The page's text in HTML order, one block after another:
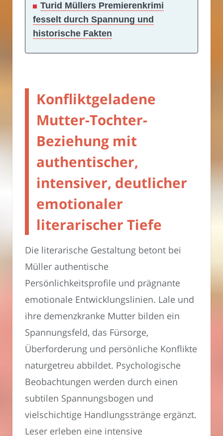
Turid Müllers Premierenkrimi
fesselt durch Spannung und
historische Fakten
Konfliktgeladene
Mutter-Tochter-
Beziehung mit
authentischer,
intensiver, deutlicher
emotionaler
literarischer Tiefe
Die literarische Gestaltung betont bei
Müller authentische
Persönlichkeitsprofile und prägnante
emotionale Entwicklungslinien. Lale und
ihre demenzkranke Mutter bilden ein
Spannungsfeld, das Fürsorge,
Überforderung und persönliche Konflikte
naturgetreu abbildet. Psychologische
Beobachtungen werden durch einen
subtilen Spannungsbogen und
vielschichtige Handlungsstränge ergänzt.
Leser erleben eine intensive